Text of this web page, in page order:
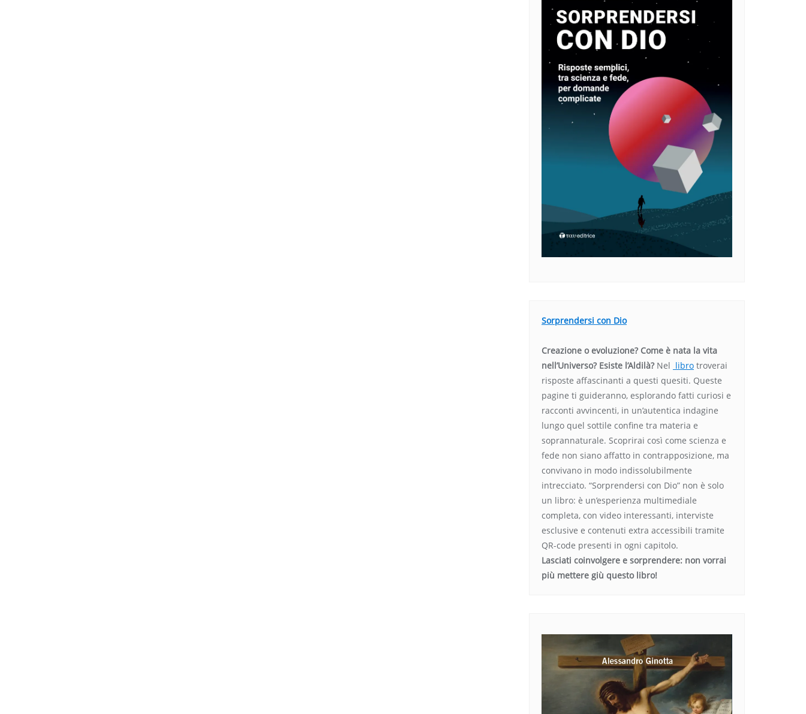
Sorprendersi con Dio
Creazione o evoluzione? Come è nata la vita
nell’Universo? Esiste l’Aldilà? Nel libro troverai
risposte affascinanti a questi quesiti. Queste
pagine ti guideranno, esplorando fatti curiosi e
racconti avvincenti, in un’autentica indagine
lungo quel sottile confine tra materia e
soprannaturale. Scoprirai così come scienza e
fede non siano affatto in contrapposizione, ma
convivano in modo indissolubilmente
intrecciato. “Sorprendersi con Dio” non è solo
un libro: è un’esperienza multimediale
completa, con video interessanti, interviste
esclusive e contenuti extra accessibili tramite
QR-code presenti in ogni capitolo.
Lasciati coinvolgere e sorprendere: non vorrai
più mettere giù questo libro!